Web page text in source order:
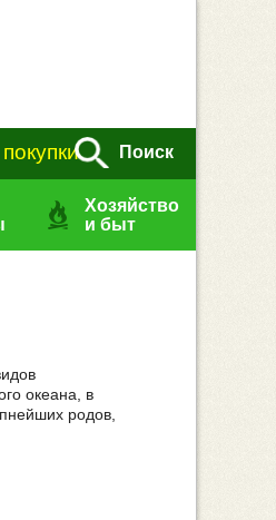
Поиск
Хозяйство
и быт
океана, в
родов,